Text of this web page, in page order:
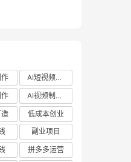
AI短视频制作
AI视频制作教程
低成本创业
副业项目
拼多多运营